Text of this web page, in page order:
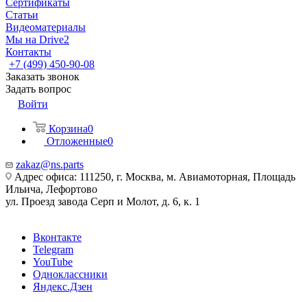
Сертификаты
Статьи
Видеоматериалы
Мы на Drive2
Контакты
+7 (499) 450-90-08
Заказать звонок
Задать вопрос
Войти
Корзина0
Отложенные0
zakaz@ns.parts
Адрес офиса: 111250, г. Москва, м. Авиамоторная, Площадь
Ильича, Лефортово
ул. Проезд завода Серп и Молот, д. 6, к. 1
Вконтакте
Telegram
YouTube
Одноклассники
Яндекс.Дзен